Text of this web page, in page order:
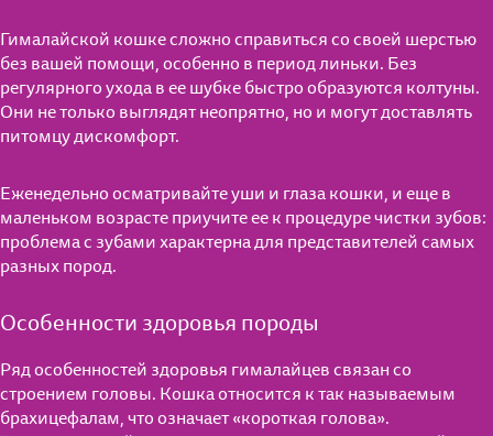
Гималайской кошке сложно справиться со своей шерстью
без вашей помощи, особенно в период линьки. Без
регулярного ухода в ее шубке быстро образуются колтуны.
Они не только выглядят неопрятно, но и могут доставлять
питомцу дискомфорт.
Еженедельно осматривайте уши и глаза кошки, и еще в
маленьком возрасте приучите ее к процедуре чистки зубов:
проблема с зубами характерна для представителей самых
разных пород.
Особенности здоровья породы
Ряд особенностей здоровья гималайцев связан со
строением головы. Кошка относится к так называемым
брахицефалам, что означает «короткая голова».